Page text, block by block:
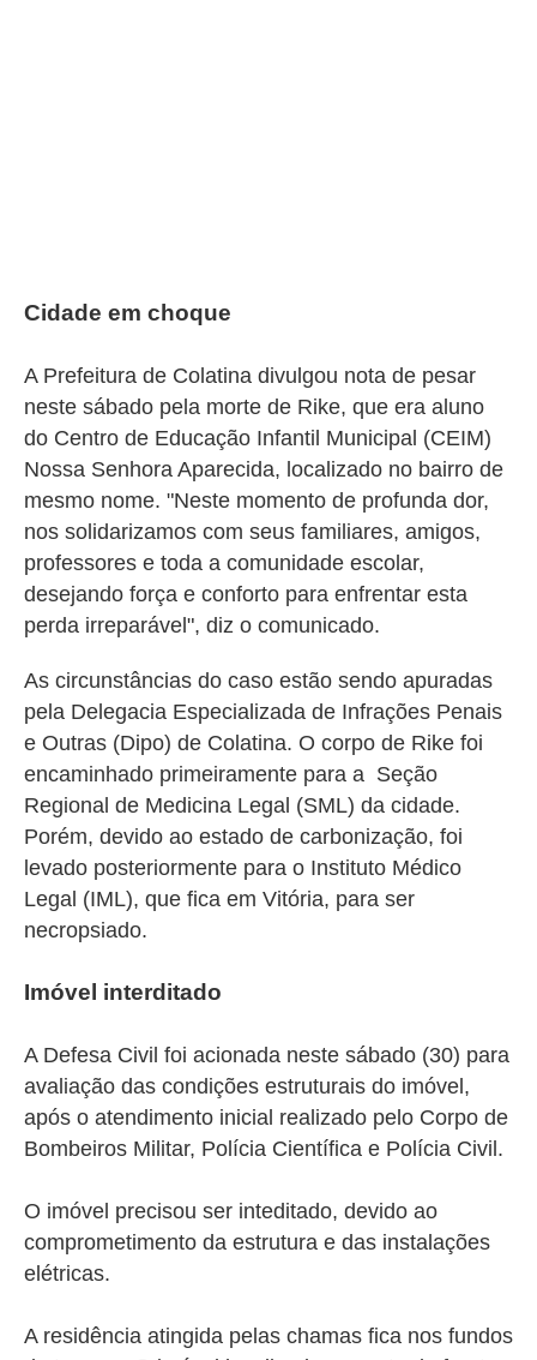
Cidade em choque
A Prefeitura de Colatina divulgou nota de pesar
neste sábado pela morte de Rike, que era aluno
do Centro de Educação Infantil Municipal (CEIM)
Nossa Senhora Aparecida, localizado no bairro de
mesmo nome. "Neste momento de profunda dor,
nos solidarizamos com seus familiares, amigos,
professores e toda a comunidade escolar,
desejando força e conforto para enfrentar esta
perda irreparável", diz o comunicado.
As circunstâncias do caso estão sendo apuradas
pela Delegacia Especializada de Infrações Penais
e Outras (Dipo) de Colatina. O corpo de Rike foi
encaminhado primeiramente para a Seção
Regional de Medicina Legal (SML) da cidade.
Porém, devido ao estado de carbonização, foi
levado posteriormente para o Instituto Médico
Legal (IML), que fica em Vitória, para ser
necropsiado.
Imóvel interditado
A Defesa Civil foi acionada neste sábado (30) para
avaliação das condições estruturais do imóvel,
após o atendimento inicial realizado pelo Corpo de
Bombeiros Militar, Polícia Científica e Polícia Civil.
O imóvel precisou ser inteditado, devido ao
comprometimento da estrutura e das instalações
elétricas.
A residência atingida pelas chamas fica nos fundos